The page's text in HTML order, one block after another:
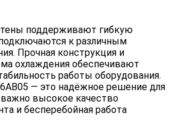
поддерживают гибкую
к различным
Прочная конструкция и
охлаждения обеспечивают
работы оборудования.
— это надёжное решение для
высокое качество
и бесперебойная работа